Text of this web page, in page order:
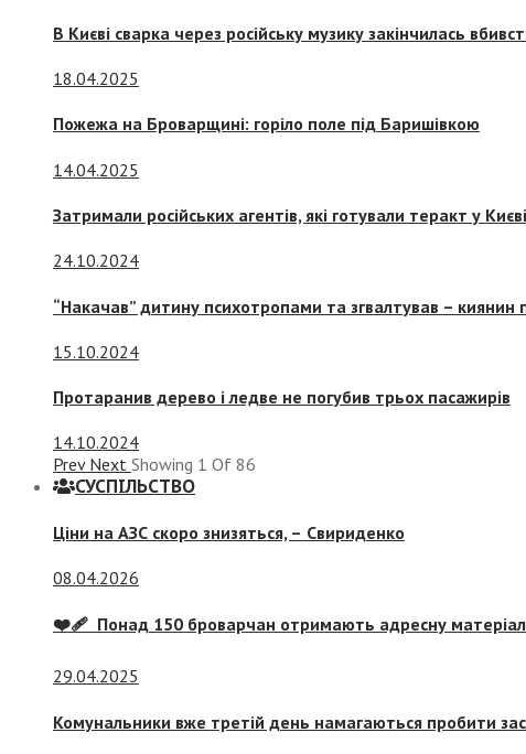
В Києві сварка через російську музику закінчилась
18.04.2025
Пожежа на Броварщині: горіло поле під Баришівкою
14.04.2025
Затримали російських агентів, які готували теракт у
24.10.2024
“Накачав” дитину психотропами та згвалтував – киянин
15.10.2024
Протаранив дерево і ледве не погубив трьох пасажирів
14.10.2024
Prev Next Showing 1 Of 86
СУСПIЛЬСТВО
Ціни на АЗС скоро знизяться, – Свириденко
08.04.2026
❤️‍🩹 Понад 150 броварчан отримають адресну
29.04.2025
Комунальники вже третій день намагаються пробити